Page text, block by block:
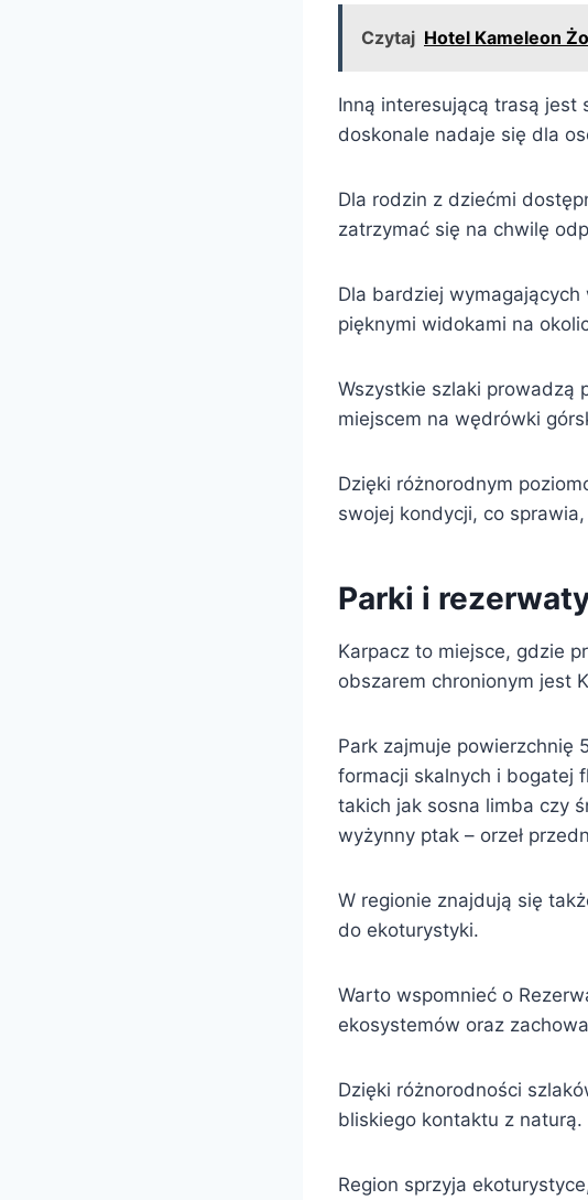
Czytaj Hotel Kameleon
Inną interesującą trasą jest
doskonale nadaje się dla
Dla rodzin z dziećmi
zatrzymać się na chwilę
Dla bardziej
pięknymi widokami na
Wszystkie szlaki prowadzą
miejscem na wędrówki
Dzięki różnorodnym
swojej kondycji, co
Parki i
Karpacz to miejsce, gdzie
obszarem chronionym jest
Park zajmuje powierzchnię
formacji skalnych i bogatej
takich jak sosna limba czy
wyżynny ptak – orzeł
W regionie znajdują się
do ekoturystyki.
Warto wspomnieć o
ekosystemów oraz
Dzięki różnorodności
bliskiego kontaktu z naturą.
Region sprzyja